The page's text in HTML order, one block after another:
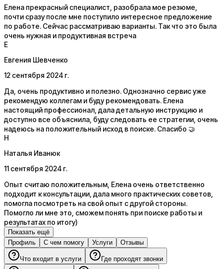
Елена прекрасный специалист, разобрала мое резюме,
почти сразу после мне поступило интересное предложение
по работе. Сейчас рассматриваю варианты. Так что это была
очень нужная и продуктивная встреча
Е
Евгения Шевченко
12 сентября 2024 г.
Да, очень продуктивно и полезно. Однозначно сервис уже
рекомендую коллегам и буду рекомендовать. Елена
настоящий профессионал, дала детальную инструкцию и
доступно все объяснила, буду следовать ее стратегии, очень
надеюсь на положительный исход в поиске. Спасибо 🤝
Н
Наталья Иванюк
11 сентября 2024 г.
Опыт считаю положительным, Елена очень ответственно
подходит к консультации, дала много практических советов,
помогла посмотреть на свой опыт с другой стороны.
Помогло ли мне это, сможем понять при поиске работы и
результатах по итогу)
Показать ещё
Профиль
С чем помогу Услуги Отзывы
Что входит в услуги Где проходят звонки